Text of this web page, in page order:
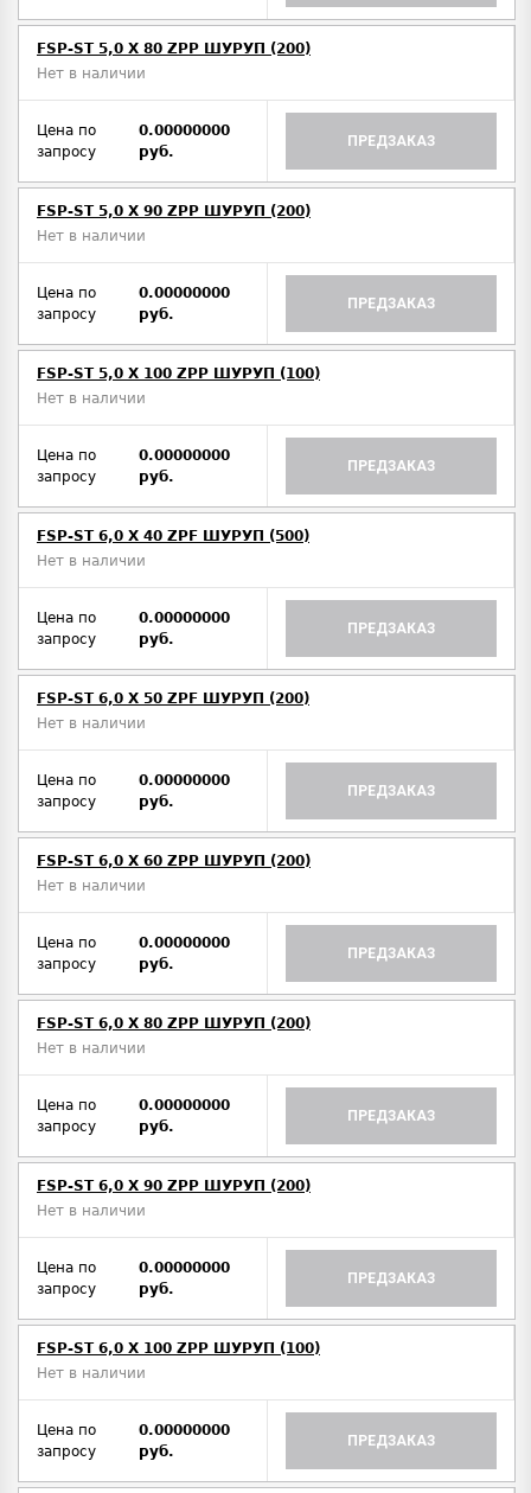
FSP-ST 5,0 X 80 ZPP ШУРУП (200)
Нет в наличии
Цена по
запросу
0.00000000
руб.
ПРЕДЗАКАЗ
FSP-ST 5,0 X 90 ZPP ШУРУП (200)
Нет в наличии
Цена по
запросу
0.00000000
руб.
ПРЕДЗАКАЗ
FSP-ST 5,0 X 100 ZPP ШУРУП (100)
Нет в наличии
Цена по
запросу
0.00000000
руб.
ПРЕДЗАКАЗ
FSP-ST 6,0 X 40 ZPF ШУРУП (500)
Нет в наличии
Цена по
запросу
0.00000000
руб.
ПРЕДЗАКАЗ
FSP-ST 6,0 X 50 ZPF ШУРУП (200)
Нет в наличии
Цена по
запросу
0.00000000
руб.
ПРЕДЗАКАЗ
FSP-ST 6,0 X 60 ZPP ШУРУП (200)
Нет в наличии
Цена по
запросу
0.00000000
руб.
ПРЕДЗАКАЗ
FSP-ST 6,0 X 80 ZPP ШУРУП (200)
Нет в наличии
Цена по
запросу
0.00000000
руб.
ПРЕДЗАКАЗ
FSP-ST 6,0 X 90 ZPP ШУРУП (200)
Нет в наличии
Цена по
запросу
0.00000000
руб.
ПРЕДЗАКАЗ
FSP-ST 6,0 X 100 ZPP ШУРУП (100)
Нет в наличии
Цена по
запросу
0.00000000
руб.
ПРЕДЗАКАЗ